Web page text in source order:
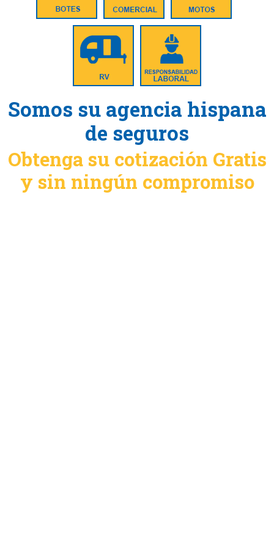
Somos su agencia hispana
de seguros
Obtenga su cotización Gratis
y sin ningún compromiso